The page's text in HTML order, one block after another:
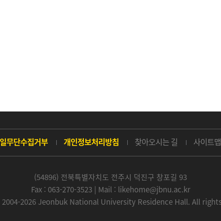
무단수집거부 개인정보처리방침 찾아오시는 길 사이트맵
(54896) 전북특별자치도 전주시 덕진구 창포길 93
Fax : 063-270-3523 | Mail : likehome@jbnu.ac.kr
2026 Jeonbuk National University Residence Hall. All